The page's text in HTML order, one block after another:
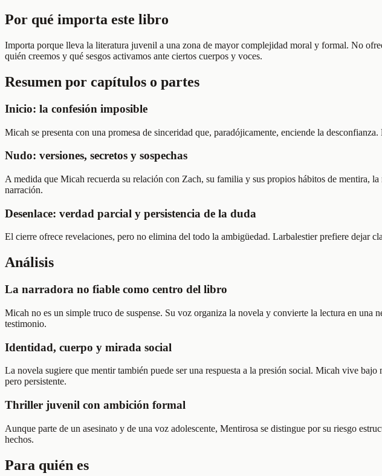
Por qué importa este libro
Importa porque lleva la literatura juvenil a una zona de mayor complejidad moral y formal. No
quién creemos y qué sesgos activamos ante ciertos cuerpos y voces.
Resumen por capítulos o partes
Inicio: la confesión imposible
Micah se presenta con una promesa de sinceridad que, paradójicamente, enciende la
Nudo: versiones, secretos y sospechas
A medida que Micah recuerda su relación con Zach, su familia y sus propios hábitos de mentira,
narración.
Desenlace: verdad parcial y persistencia de la duda
El cierre ofrece revelaciones, pero no elimina del todo la ambigüedad. Larbalestier prefiere dejar
Análisis
La narradora no fiable como centro del libro
Micah no es un simple truco de suspense. Su voz organiza la novela y convierte la lectura en una
testimonio.
Identidad, cuerpo y mirada social
La novela sugiere que mentir también puede ser una respuesta a la presión social. Micah vive
pero persistente.
Thriller juvenil con ambición formal
Aunque parte de un asesinato y de una voz adolescente, Mentirosa se distingue por su riesgo
hechos.
Para quién es